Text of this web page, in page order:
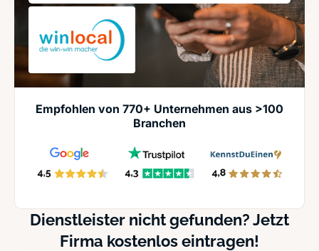
Empfohlen von 770+ Unternehmen aus >100
Branchen
Dienstleister nicht gefunden? Jetzt
Firma kostenlos eintragen!